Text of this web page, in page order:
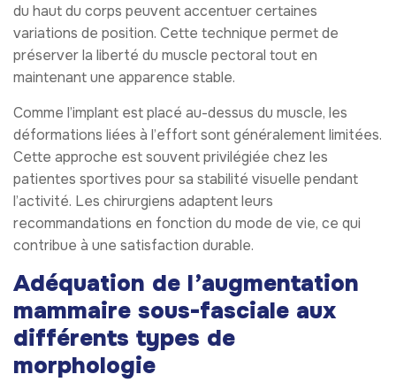
du haut du corps peuvent accentuer certaines
variations de position. Cette technique permet de
préserver la liberté du muscle pectoral tout en
maintenant une apparence stable.
Comme l’implant est placé au-dessus du muscle, les
déformations liées à l’effort sont généralement limitées.
Cette approche est souvent privilégiée chez les
patientes sportives pour sa stabilité visuelle pendant
l’activité. Les chirurgiens adaptent leurs
recommandations en fonction du mode de vie, ce qui
contribue à une satisfaction durable.
Adéquation de l’augmentation
mammaire sous-fasciale aux
différents types de
morphologie